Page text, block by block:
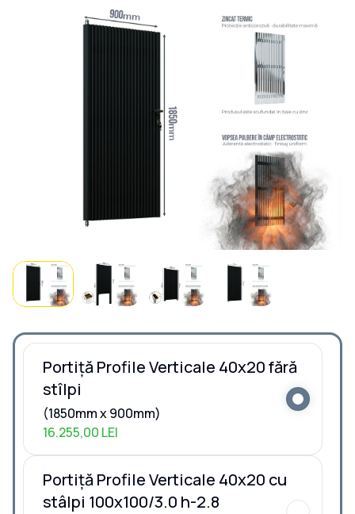
Portiță Profile Verticale 40x20 fără
stîlpi
(1850mm x 900mm)
16.255,00 LEI
Portiță Profile Verticale 40x20 cu
stâlpi 100x100/3.0 h-2.8